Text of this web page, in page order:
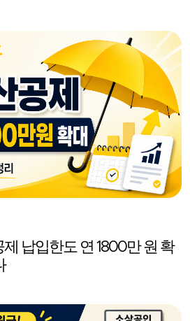
납입한도 연 1800만 원 확